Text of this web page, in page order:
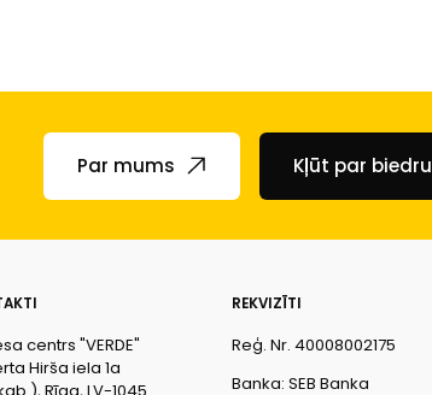
Par mums Kļūt par biedru
centrs "VERDE"
Hirša iela 1a
Rīga, LV-1045
REKVIZĪTI
Reģ. Nr. 40008002175
Banka: SEB Banka